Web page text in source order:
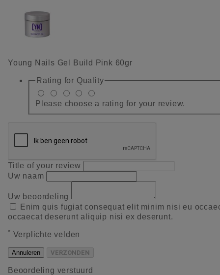
Young Nails Gel Build Pink 60gr
Rating for Quality
Please choose a rating for your review.
Title of your review
Uw naam
Uw beoordeling
Enim quis fugiat consequat elit minim nisi eu
occaecat deserunt aliquip nisi ex deserunt.
* Verplichte velden
Annuleren VERZONDEN
Beoordeling verstuurd